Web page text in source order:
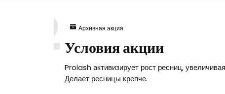
Архивная акция
Условия акции
Prolash активизирует рост ресниц,
Делает ресницы крепче.